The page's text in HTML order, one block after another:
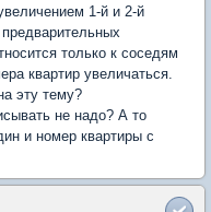
1-й и 2-й
только к соседям
квартир увеличаться.
эту тему?
не надо? А то
и номер квартиры с